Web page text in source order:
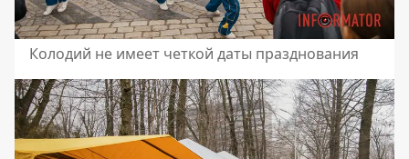
Колодий не имеет четкой даты празднования